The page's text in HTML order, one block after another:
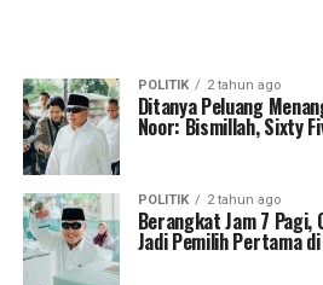
POLITIK 2 tahun ago
Ditanya Peluang
Noor: Bismillah, Sixty
POLITIK 2 tahun ago
Berangkat Jam 7 Pagi,
Jadi Pemilih Pertama